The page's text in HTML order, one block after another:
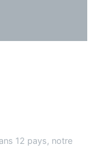
12 pays, notre